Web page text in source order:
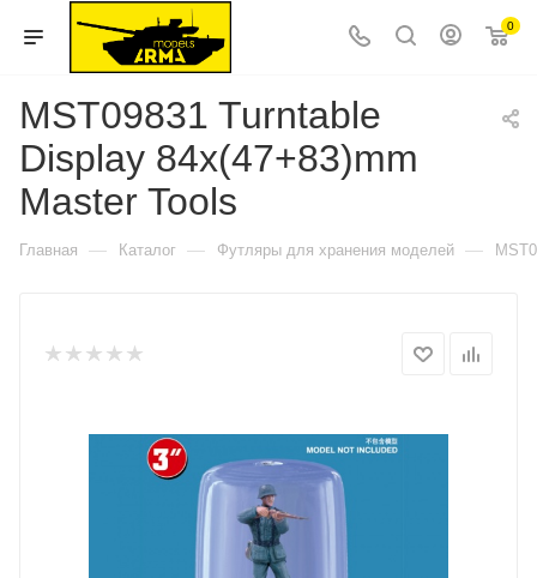
0
MST09831 Turntable
Display 84x(47+83)mm
Master Tools
Главная — Каталог — Футляры для хранения моделей —